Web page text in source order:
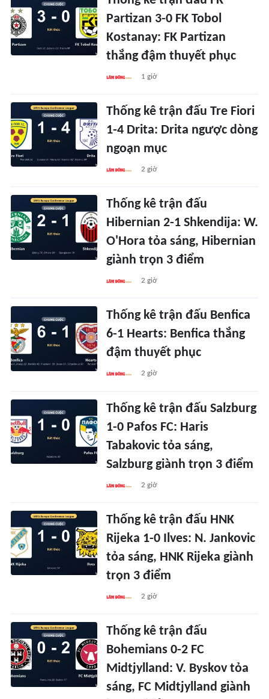
Partizan 3-0 FK Tobol
Kostanay: FK Partizan
thắng đậm thuyết phục
1 giờ
Thống kê trận đấu Tre Fiori
1-4 Drita: Drita ngược dòng
ngoạn mục
2 giờ
Thống kê trận đấu
Hibernian 2-1 Shkendija: W.
O'Hora tỏa sáng, Hibernian
giành trọn 3 điểm
2 giờ
Thống kê trận đấu Benfica
6-1 Hearts: Benfica thắng
đậm thuyết phục
2 giờ
Thống kê trận đấu Salzburg
1-0 Pafos FC: Haris
Tabakovic tỏa sáng,
Salzburg giành trọn 3 điểm
2 giờ
Thống kê trận đấu HNK
Rijeka 1-0 Ilves: N. Jankovic
tỏa sáng, HNK Rijeka giành
trọn 3 điểm
2 giờ
Thống kê trận đấu
Bohemians 0-2 FC
Midtjylland: V. Byskov tỏa
sáng, FC Midtjylland giành